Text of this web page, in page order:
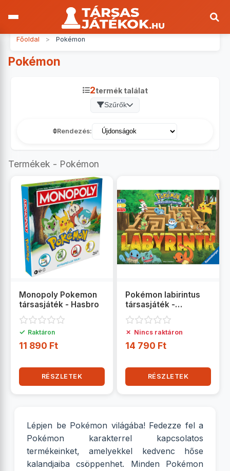
Főoldal > Pokémon
Pokémon
2termék találat
Szűrők
Rendezés:
Termékek - Pokémon
Monopoly Pokemon
társasjáték - Hasbro
✓ Raktáron
11 890 Ft
RÉSZLETEK
Pokémon labirintus
társasjáték -
Ravensburger
✗ Nincs raktáron
14 790 Ft
RÉSZLETEK
Lépjen be Pokémon világába! Fedezze fel a
Pokémon karakterrel kapcsolatos
termékeinket, amelyekkel kedvenc hőse
kalandjaiba csöppenhet. Minden Pokémon